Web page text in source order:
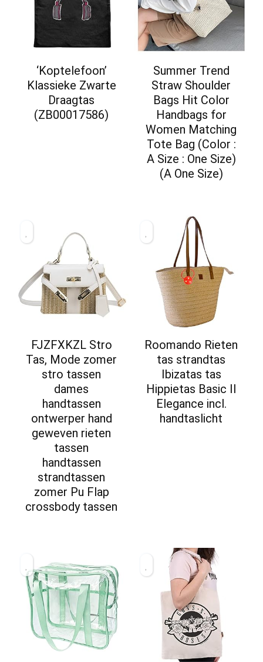
‘Koptelefoon’
Klassieke Zwarte
Draagtas
(ZB00017586)
Summer Trend
Straw Shoulder
Bags Hit Color
Handbags for
Women Matching
Tote Bag (Color :
A Size : One Size)
(A One Size)
FJZFXKZL Stro
Tas, Mode zomer
stro tassen
dames
handtassen
ontwerper hand
geweven rieten
tassen
handtassen
strandtassen
zomer Pu Flap
crossbody tassen
Roomando Rieten
tas strandtas
Ibizatas tas
Hippietas Basic II
Elegance incl.
handtaslicht